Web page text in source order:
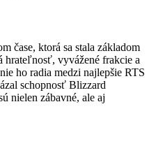
čase, ktorá sa stala základom
hrateľnosť, vyvážené frakcie a
ho radia medzi najlepšie RTS
schopnosť Blizzard
nielen zábavné, ale aj